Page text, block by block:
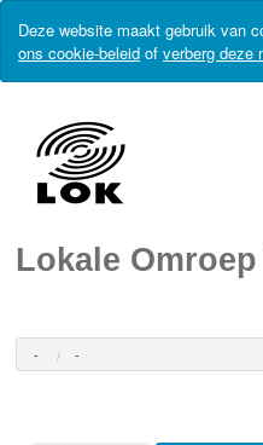
Deze website maakt gebruik van
ons cookie-beleid of verberg deze
Lokale
- -